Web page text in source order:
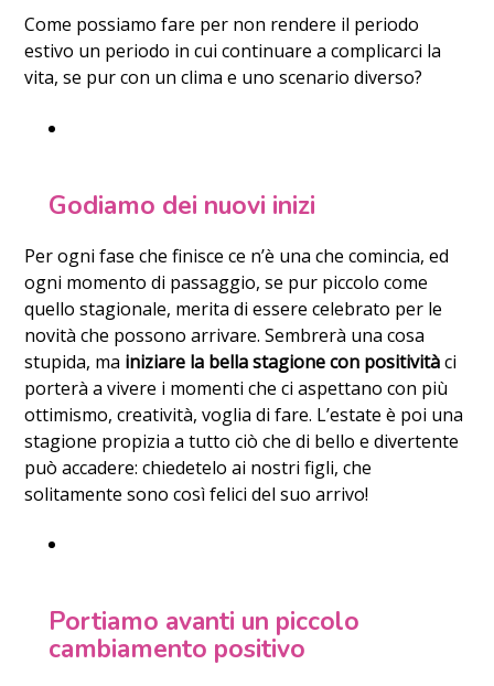
Come possiamo fare per non rendere il periodo
estivo un periodo in cui continuare a complicarci la
vita, se pur con un clima e uno scenario diverso?
Godiamo dei nuovi inizi
Per ogni fase che finisce ce n’è una che comincia, ed
ogni momento di passaggio, se pur piccolo come
quello stagionale, merita di essere celebrato per le
novità che possono arrivare. Sembrerà una cosa
stupida, ma iniziare la bella stagione con positivitàci
porterà a vivere i momenti che ci aspettano con più
ottimismo, creatività, voglia di fare. L’estate è poi una
stagione propizia a tutto ciò che di bello e divertente
può accadere: chiedetelo ai nostri figli, che
solitamente sono così felici del suo arrivo!
Portiamo avanti un piccolo
cambiamento positivo